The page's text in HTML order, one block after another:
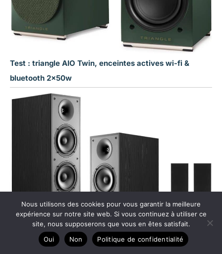
Test : triangle AIO Twin, enceintes actives wi-fi &
bluetooth 2x50w
Nous utilisons des cookies pour vous garantir la meilleure
expérience sur notre site web. Si vous continuez à utiliser ce
site, nous supposerons que vous en êtes satisfait.
Oui
Non Politique de confidentialité